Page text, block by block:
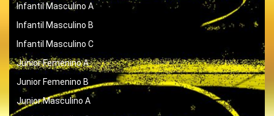
Infantil Masculino A
Infantil Masculino B
Infantil Masculino C
Junior Femenino A
Junior Femenino B
Junior Masculino A